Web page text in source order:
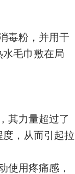
毒粉，并用干
毛巾敷在局
其力量超过了
，从而引起拉
使用疼痛感，